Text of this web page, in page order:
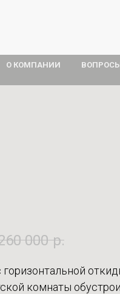
О КОМПАНИИ
000 р.
горизонтальной
комнаты